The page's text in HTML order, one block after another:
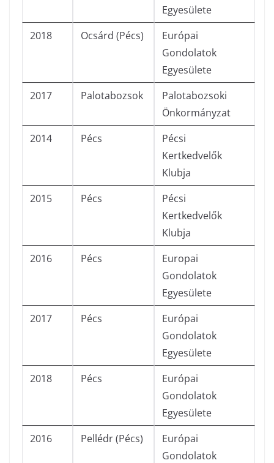
Egyesülete
2018
Ocsárd (Pécs)
Európai
Gondolatok
Egyesülete
2017
Palotabozsok
Palotabozsoki
Önkormányzat
2014
Pécs
Pécsi
Kertkedvelők
Klubja
2015
Pécs
Pécsi
Kertkedvelők
Klubja
2016
Pécs
Europai
Gondolatok
Egyesülete
2017
Pécs
Európai
Gondolatok
Egyesülete
2018
Pécs
Európai
Gondolatok
Egyesülete
2016
Pellédr (Pécs)
Európai
Gondolatok